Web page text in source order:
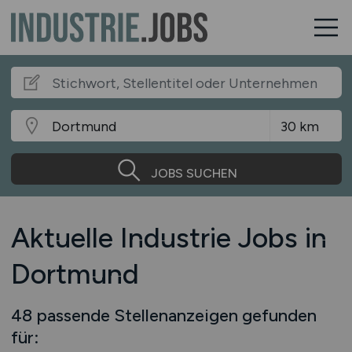
JOBS SUCHEN
Aktuelle Industrie Jobs in
Dortmund
48 passende Stellenanzeigen gefunden
für: